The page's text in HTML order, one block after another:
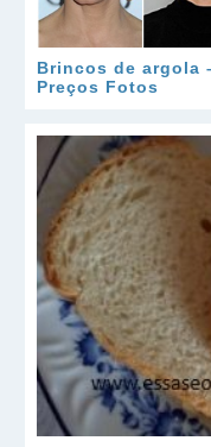
Brincos de argola
Preços Fotos